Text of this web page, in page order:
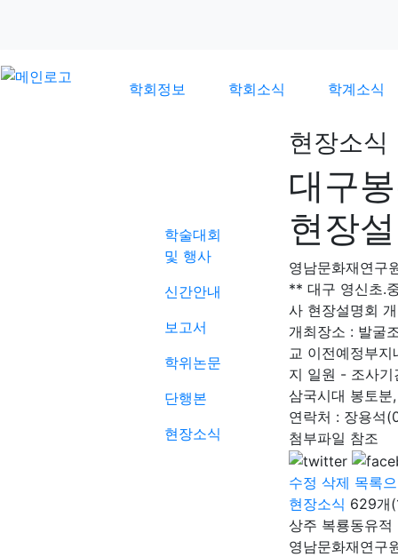
학회정보 학회소식 학계소식
학술대회
및 행사
신간안내
보고서
학위논문
단행본
현장소식
현장소식
대구
현장
영남문화재연구
** 대구 영신초.
사 현장설명회
개최장소 : 발굴
교 이전예정부
지 일원 - 조사
삼국시대 봉토
연락처 : 장용
첨부파일 참조
수정 삭제 목록
현장소식 629개
상주 복룡동유
영남문화재연구